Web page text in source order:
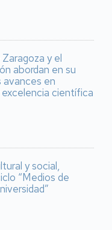
y el
abordan en su
avances en
científica
y social,
“Medios de